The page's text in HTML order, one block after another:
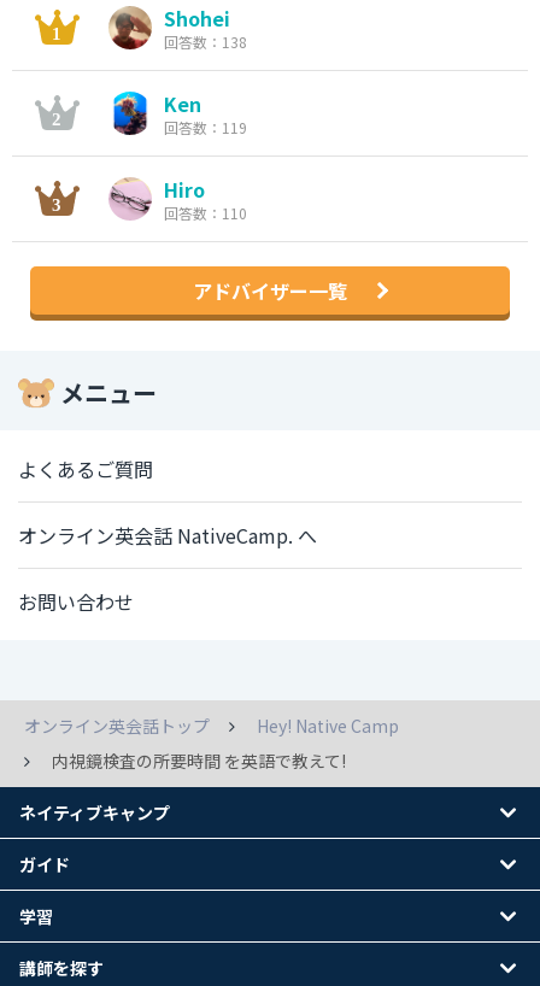
Shohei
回答数：138
Ken
回答数：119
Hiro
回答数：110
アドバイザー一覧
メニュー
よくあるご質問
オンライン英会話 NativeCamp. へ
お問い合わせ
オンライン英会話トップ
Hey! Native Camp
内視鏡検査の所要時間 を英語で教えて!
ネイティブキャンプ
ガイド
学習
講師を探す